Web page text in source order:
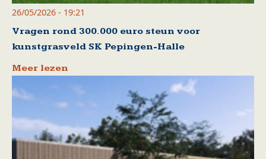
26/05/2026 - 19:21
Vragen rond 300.000 euro steun voor
kunstgrasveld SK Pepingen-Halle
Meer lezen